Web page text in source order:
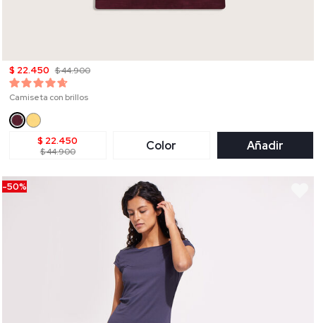
$ 22.450 $ 44.900
Camiseta con brillos
$ 22.450
$ 44.900 Color Añadir
-50%